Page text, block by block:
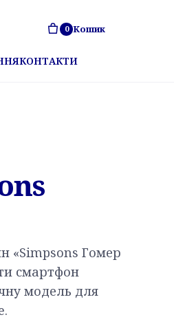
0 Кошик
КОНТАКТИ
«Simpsons Гомер
смартфон
модель для